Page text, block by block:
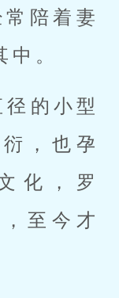
陪着妻
。
的小型
，也孕
化，罗
至今才